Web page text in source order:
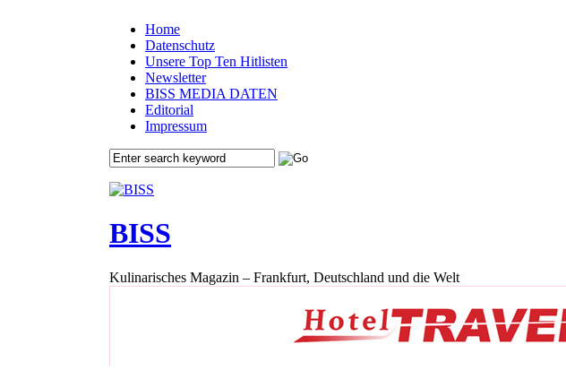
Home
Datenschutz
Unsere Top Ten Hitlisten
Newsletter
BISS MEDIA DATEN
Editorial
Impressum
BISS
Kulinarisches Magazin – Frankfurt, Deutschland und die Welt